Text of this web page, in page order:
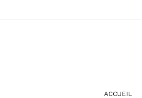
ACCUEIL